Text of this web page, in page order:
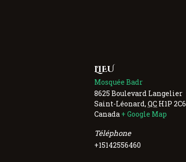
LIEU
Mosquée Badr
8625 Boulevard Langelier
Saint-Léonard, QC H1P 2C6
Canada + Google Map
Téléphone
+15142556460